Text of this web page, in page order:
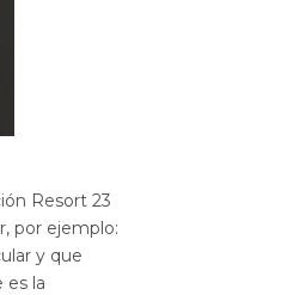
Resort 23
por ejemplo:
y que
es la